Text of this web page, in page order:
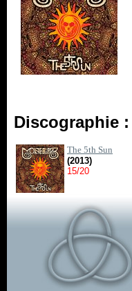
Discographie :
The 5th Sun
(2013)
15/20